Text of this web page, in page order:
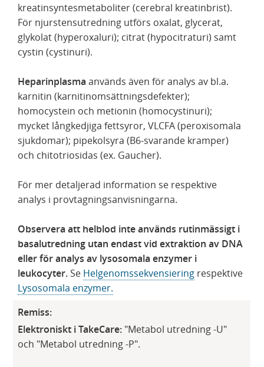
kreatinsyntesmetaboliter (cerebral kreatinbrist).
För njurstensutredning utförs oxalat, glycerat,
glykolat (hyperoxaluri); citrat (hypocitraturi) samt
cystin (cystinuri).
Heparinplasma används även för analys av bl.a.
karnitin (karnitinomsättningsdefekter);
homocystein och metionin (homocystinuri);
mycket långkedjiga fettsyror, VLCFA (peroxisomala
sjukdomar); pipekolsyra (B6-svarande kramper)
och chitotriosidas (ex. Gaucher).
För mer detaljerad information se respektive
analys i provtagningsanvisningarna.
Observera att helblod inte används rutinmässigt i
basalutredning utan endast vid extraktion av DNA
eller för analys av lysosomala enzymer i
leukocyter. Se Helgenomssekvensiering respektive
Lysosomala enzymer.
Remiss:
Elektroniskt i TakeCare: "Metabol utredning -U"
och "Metabol utredning -P".